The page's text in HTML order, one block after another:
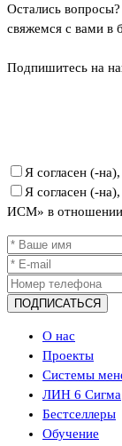
Остались
свяжемся с вами в
Подпишитесь на
Я согласен (-
Я согласен (-
ИСМ» в отношении
О нас
Проекты
Системы
ЛИН 6 Сигма
Бестселлеры
Обучение